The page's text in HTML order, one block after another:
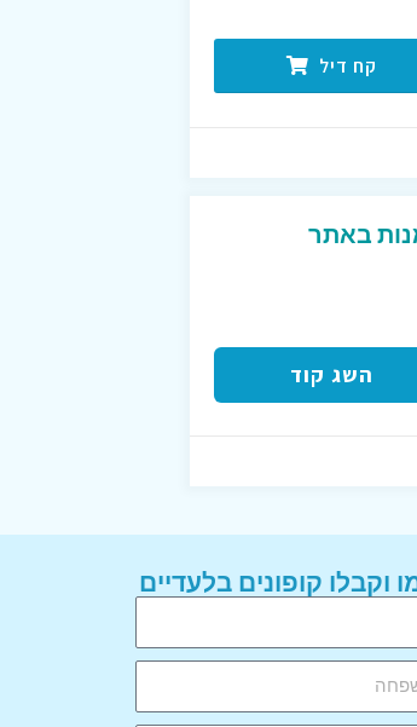
קח דיל
על ההזמנות באתר
השג קוד
וקבלו קופונים בלעדיים